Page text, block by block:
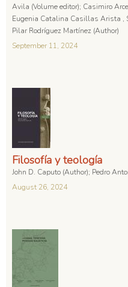
Avila (Volume editor); Casimiro
Eugenia Catalina Casillas Arista ,
Pilar Rodríguez Martínez (Author)
September 11, 2024
Filosofía y teología
John D. Caputo (Author); Pedro
August 26, 2024